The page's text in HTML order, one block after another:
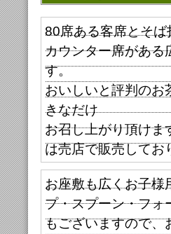
80席ある客席とそ
カウンター席がある
す。
おいしいと評判のお
きなだけ
お召し上がり頂けま
は売店で販売してお
お座敷も広くお子様
プ・スプーン・フォ
もございますので、